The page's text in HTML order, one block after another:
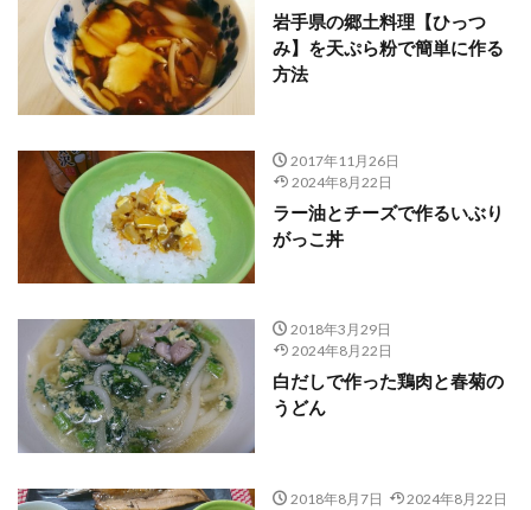
岩手県の郷土料理【ひっつ
み】を天ぷら粉で簡単に作る
方法
2017年11月26日
2024年8月22日
ラー油とチーズで作るいぶり
がっこ丼
2018年3月29日
2024年8月22日
白だしで作った鶏肉と春菊の
うどん
2018年8月7日 2024年8月22日